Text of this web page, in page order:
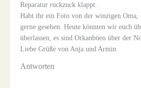
Reparatur ruckzuck klappt.
Habt ihr ein Foto von der winzigen Oma,
gerne gesehen. Heute könnten wir euch
überlassen, es sind Orkanböen über der
Liebe Grüße von Anja und Armin
Antworten